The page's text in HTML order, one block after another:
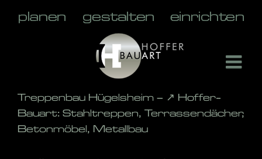
Treppenbau Hügelsheim – ↗️ Hoffer-
Bauart: Stahltreppen, Terrassendächer,
Betonmöbel, Metallbau